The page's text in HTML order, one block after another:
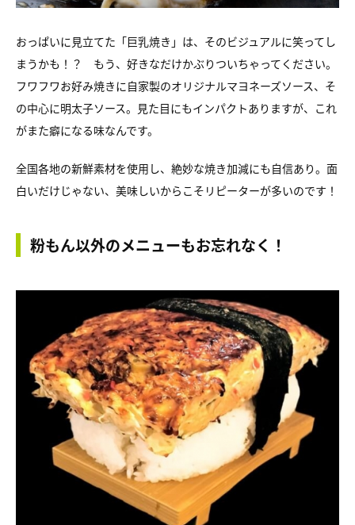
おっぱいに見立てた「巨乳焼き」は、そのビジュアルに笑ってし
まうかも！？ もう、好きなだけかぶりついちゃってください。
フワフワお好み焼きに自家製のオリジナルマヨネーズソース、そ
の中心に明太子ソース。見た目にもインパクトありますが、これ
がまた癖になる味なんです。
全国各地の新鮮素材を使用し、絶妙な焼き加減にも自信あり。面
白いだけじゃない、美味しいからこそリピーターが多いのです！
粉もん以外のメニューもお忘れなく！